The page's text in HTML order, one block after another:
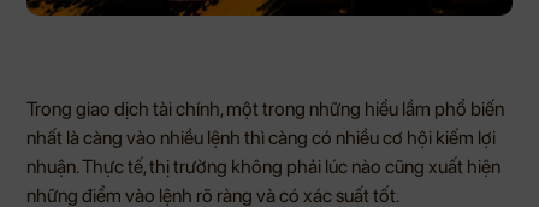
Trong giao dịch tài chính, một trong những hiểu lầm phổ biến
nhất là càng vào nhiều lệnh thì càng có nhiều cơ hội kiếm lợi
nhuận. Thực tế, thị trường không phải lúc nào cũng xuất hiện
những điểm vào lệnh rõ ràng và có xác suất tốt.